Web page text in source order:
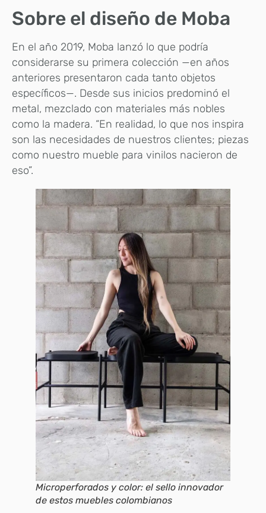
Sobre el diseño de Moba
En el año 2019, Moba lanzó lo que podría
considerarse su primera colección —en años
anteriores presentaron cada tanto objetos
específicos—. Desde sus inicios predominó el
metal, mezclado con materiales más nobles
como la madera. “En realidad, lo que nos inspira
son las necesidades de nuestros clientes; piezas
como nuestro mueble para vinilos nacieron de
eso”.
Microperforados y color: el sello innovador
de estos muebles colombianos